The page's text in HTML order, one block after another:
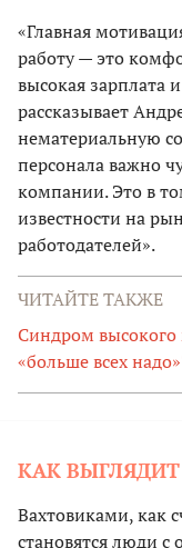
«Главная
работу — это
высокая зарплата
рассказывает
нематериальную
персонала важно
компании. Это в
известности на
работодателей».
ЧИТАЙТЕ ТАКЖЕ
Синдром высокого
«больше всех
КАК
Вахтовиками, как
становятся люди